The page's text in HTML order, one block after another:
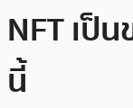
NFT เป็
นี้